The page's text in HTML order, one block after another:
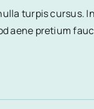
turpis cursus.
aene pretium